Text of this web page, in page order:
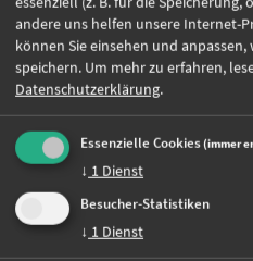
per E-Mail aninfo@gut-
andere uns helfen unsere Internet-
können Sie einsehen und
speichern. Um mehr zu erfahren,
Datenschutzerklärung.
Essenzielle Cookies(immer
↓ 1 Dienst
Besucher-Statistiken
↓ 1 Dienst